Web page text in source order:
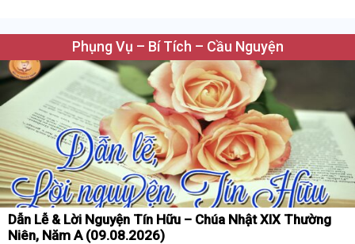
Phụng Vụ – Bí Tích – Cầu Nguyện
Dẫn Lễ & Lời Nguyện Tín Hữu – Chúa Nhật XIX Thường
Niên, Năm A (09.08.2026)